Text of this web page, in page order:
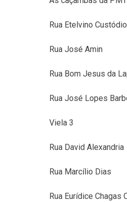
Rua Etelvino
Rua José Amin
Rua Bom Jesus da
Rua José Lopes
Viela 3
Rua David Alexandria
Rua Marcílio Dias
Rua Eurídice Chagas